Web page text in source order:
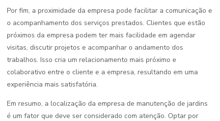
Por fim, a proximidade da empresa pode facilitar a comunicação e
o acompanhamento dos serviços prestados. Clientes que estão
próximos da empresa podem ter mais facilidade em agendar
visitas, discutir projetos e acompanhar o andamento dos
trabalhos. Isso cria um relacionamento mais próximo e
colaborativo entre o cliente e a empresa, resultando em uma
experiência mais satisfatória.
Em resumo, a localização da empresa de manutenção de jardins
é um fator que deve ser considerado com atenção. Optar por